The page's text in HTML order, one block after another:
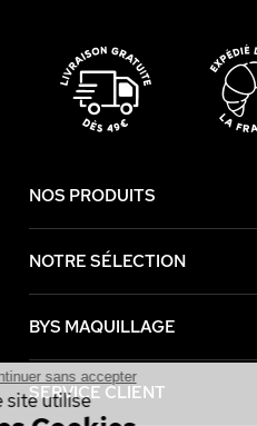
NOS PRODUITS
NOTRE SÉLECTION
BYS MAQUILLAGE
SERVICE CLIENT
Continuer sans accepter
Ce site utilise